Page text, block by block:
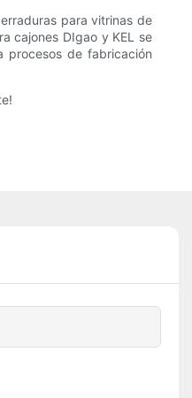
para vitrinas de
cajones DIgao y KEL se
procesos de fabricación